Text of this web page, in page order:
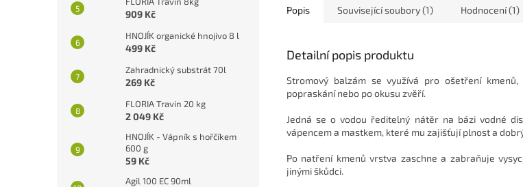
909 Kč
HNOJÍK organické hnojivo 8 l
499 Kč
Zahradnický substrát 70l
269 Kč
FLORIA Travin 20 kg
2 049 Kč
HNOJÍK - Vápník s hořčíkem
600 g
59 Kč
Agil 100 EC 90ml
Popis Související soubory (1) Hodnocení (1)
Detailní popis produktu
Stromový balzám se využívá pro ošetření
popraskání nebo po okusu zvěří.
Jedná se o vodou ředitelný nátěr na bázi vodné
vápencem a mastkem, které mu zajišťují plnost a
Po natření kmenů vrstva zaschne a zabraňuje
jinými škůdci.